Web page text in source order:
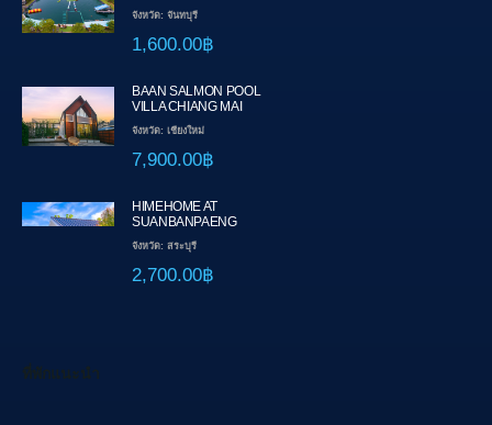
จังหวัด: จันทบุรี
1,600.00฿
BAAN SALMON POOL
VILLA CHIANG MAI
จังหวัด: เชียงใหม่
7,900.00฿
HIMEHOME AT
SUANBANPAENG
จังหวัด: สระบุรี
2,700.00฿
ที่พักแนะนำ